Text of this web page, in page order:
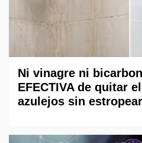
Ni vinagre ni
EFECTIVA de quitar
azulejos sin